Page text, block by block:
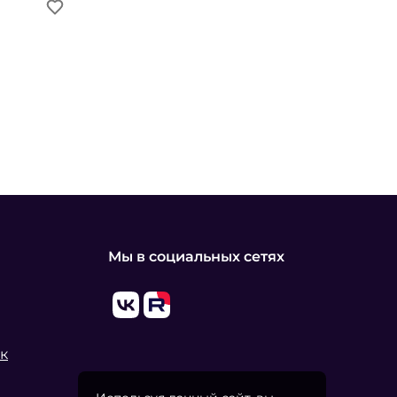
Мы в социальных сетях